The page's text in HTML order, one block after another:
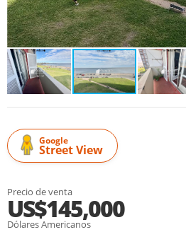
Google
Street View
Precio de venta
US$145,000
Dólares Americanos